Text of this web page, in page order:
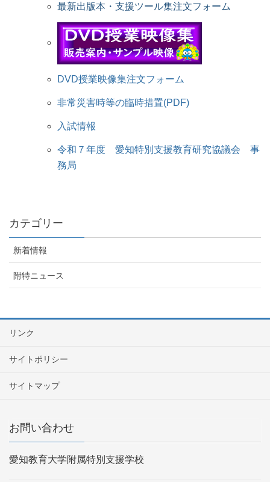
最新出版本・支援ツール集注文フォーム
DVD授業映像集注文フォーム
非常災害時等の臨時措置(PDF)
入試情報
令和７年度 愛知特別支援教育研究協議会 事
務局
カテゴリー
新着情報
附特ニュース
リンク
サイトポリシー
サイトマップ
お問い合わせ
愛知教育大学附属特別支援学校